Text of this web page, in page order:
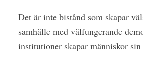
Det är inte bistånd som skapar
samhälle med välfungerande
institutioner skapar människor